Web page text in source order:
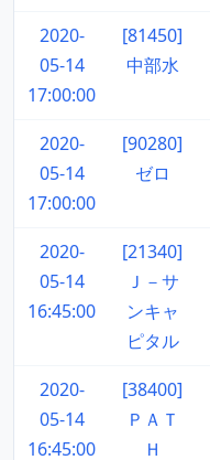
2020-
05-14
17:00:00
[81450]
中部水
2020-
05-14
17:00:00
[90280]
ゼロ
2020-
05-14
16:45:00
[21340]
Ｊ－サ
ンキャ
ピタル
2020-
05-14
16:45:00
[38400]
ＰＡＴ
Ｈ